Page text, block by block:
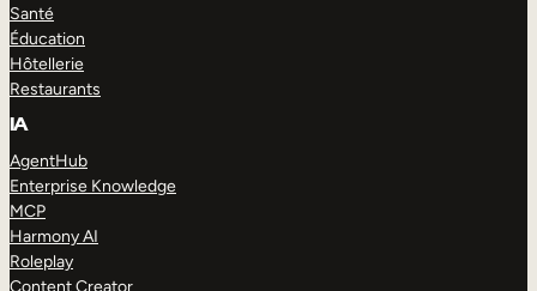
Santé
Éducation
Hôtellerie
Restaurants
IA
AgentHub
Enterprise Knowledge
MCP
Harmony AI
Roleplay
Content Creator